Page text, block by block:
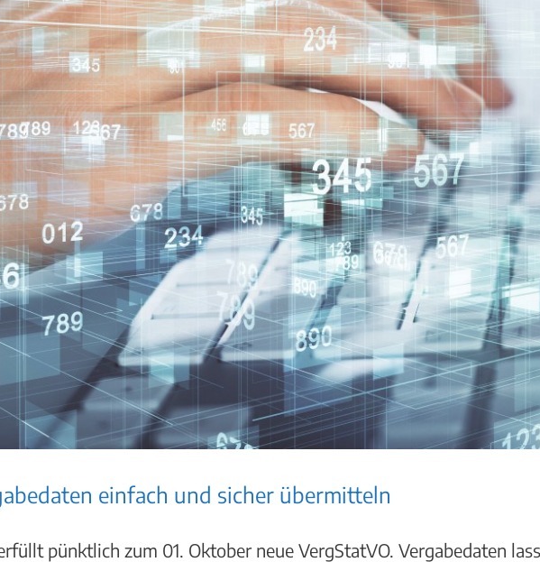
einfach und sicher übermitteln
pünktlich zum 01. Oktober neue VergStatVO. Vergabedaten